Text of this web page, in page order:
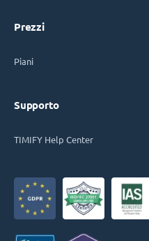
Prezzi
Piani
Supporto
TIMIFY Help Center